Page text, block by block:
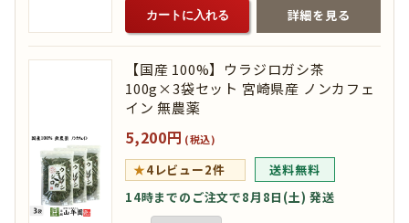
カートに入れる 詳細を見る
【国産 100%】ウラジロガシ茶
100g×3袋セット 宮崎県産 ノンカフェ
イン 無農薬
5,200円 (税込)
★4レビュー2件
送料無料
14時までのご注文で8月8日(土) 発送